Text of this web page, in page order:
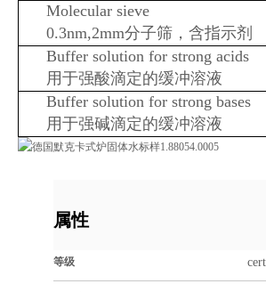
Molecular sieve
0.3nm,2mm分子筛，含指示剂
Buffer solution for strong acids
用于强酸滴定的缓冲溶液
Buffer solution for strong bases
用于强碱滴定的缓冲溶液
属性
等级